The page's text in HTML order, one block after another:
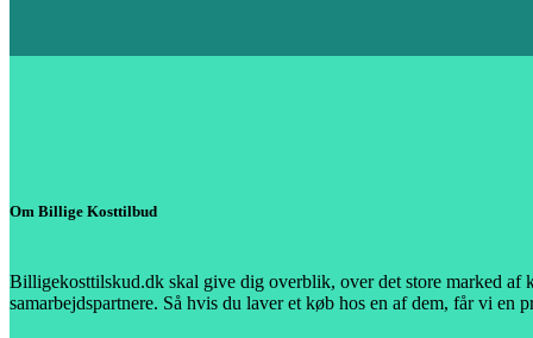
Om Billige Kosttilbud
Billigekosttilskud.dk skal give dig overblik, over det store marked
samarbejdspartnere. Så hvis du laver et køb hos en af dem, får vi en